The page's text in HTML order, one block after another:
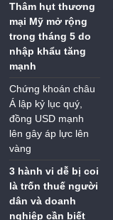
Thâm hụt thương
mại Mỹ mở rộng
trong tháng 5 do
nhập khẩu tăng
mạnh
Chứng khoán châu
Á lập kỷ lục quý,
đồng USD mạnh
lên gây áp lực lên
vàng
3 hành vi dễ bị coi
là trốn thuế người
dân và doanh
nghiệp cần biết